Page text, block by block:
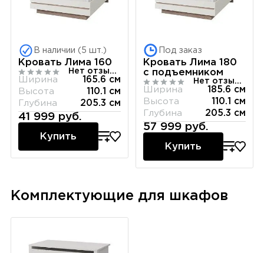
В наличии (5 шт.)
Кровать Лима 160
Нет отзывов
Ширина
165.6 см
Высота
110.1 см
Глубина
205.3 см
41 999 руб.
Купить
Под заказ
Кровать Лима 180
с подъемником
Нет отзывов
Ширина
185.6 см
Высота
110.1 см
Глубина
205.3 см
57 999 руб.
Купить
Комплектующие для шкафов